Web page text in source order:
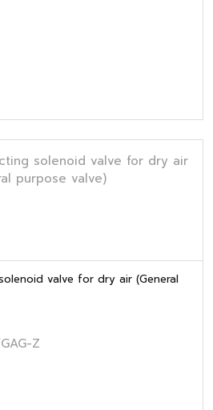
valve for dry air (General
Z